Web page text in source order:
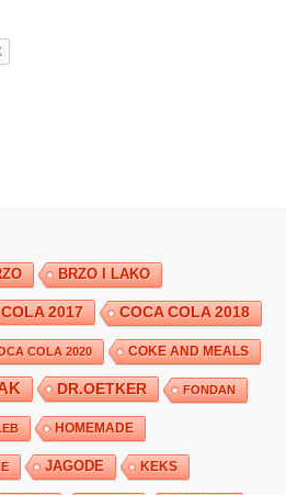
BRZO I LAKO
2017 COCA COLA 2018
COLA 2020 COKE AND MEALS
DR.OETKER FONDAN
HOMEMADE
JAGODE KEKS